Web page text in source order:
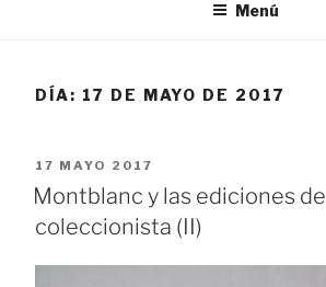
Menú
DÍA: 17 DE MAYO DE 2017
PUBLICADO
EL
17 MAYO 2017
Montblanc y las ediciones de
coleccionista (II)